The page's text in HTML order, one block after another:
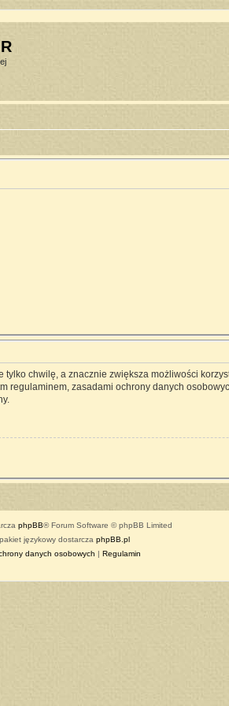
chwilę, a znacznie zwiększa możliwości
zasadami ochrony danych
phpBB® Forum Software © phpBB Limited
językowy dostarcza phpBB.pl
danych osobowych | Regulamin